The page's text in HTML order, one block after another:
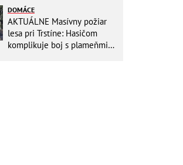
DOMÁCE
AKTUÁLNE Masívny požiar
lesa pri Trstíne: Hasičom
komplikuje boj s plameňmi